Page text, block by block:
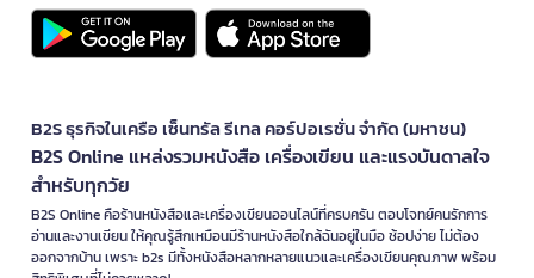
B2S ธุรกิจในเครือ เซ็นทรัล รีเทล คอร์ปอเรชั่น จำกัด (มหาชน)
B2S Online แหล่งรวมหนังสือ เครื่องเขียน และแรงบันดาลใจ
สำหรับทุกวัย
B2S Online คือร้านหนังสือและเครื่องเขียนออนไลน์ที่ครบครัน ตอบโจทย์คนรักการ
อ่านและงานเขียน ให้คุณรู้สึกเหมือนมีร้านหนังสือใกล้ฉันอยู่ในมือ ช้อปง่าย ไม่ต้อง
ออกจากบ้าน เพราะ b2s มีทั้งหนังสือหลากหลายแนวและเครื่องเขียนคุณภาพ พร้อม